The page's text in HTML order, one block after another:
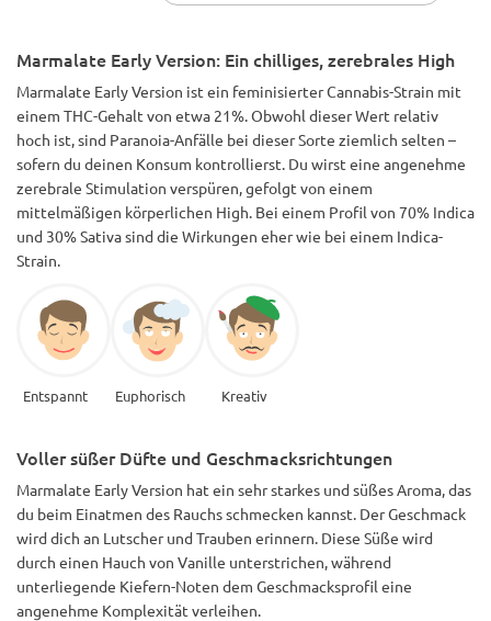
Marmalate Early Version: Ein chilliges, zerebrales High
Marmalate Early Version ist ein feminisierter Cannabis-Strain mit
einem THC-Gehalt von etwa 21%. Obwohl dieser Wert relativ
hoch ist, sind Paranoia-Anfälle bei dieser Sorte ziemlich selten –
sofern du deinen Konsum kontrollierst. Du wirst eine angenehme
zerebrale Stimulation verspüren, gefolgt von einem
mittelmäßigen körperlichen High. Bei einem Profil von 70% Indica
und 30% Sativa sind die Wirkungen eher wie bei einem Indica-
Strain.
Entspannt Euphorisch Kreativ
Voller süßer Düfte und Geschmacksrichtungen
Marmalate Early Version hat ein sehr starkes und süßes Aroma, das
du beim Einatmen des Rauchs schmecken kannst. Der Geschmack
wird dich an Lutscher und Trauben erinnern. Diese Süße wird
durch einen Hauch von Vanille unterstrichen, während
unterliegende Kiefern-Noten dem Geschmacksprofil eine
angenehme Komplexität verleihen.